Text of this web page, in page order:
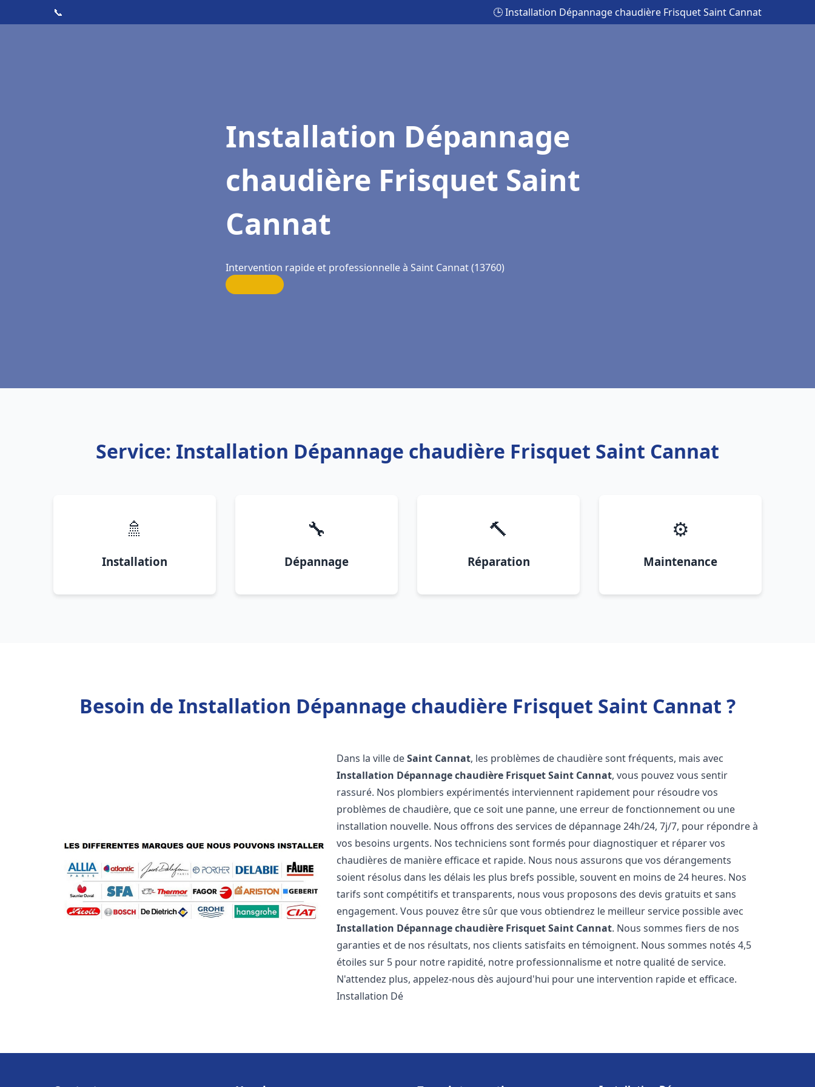
📞 🕒 Installation Dépannage chaudière Frisquet Saint Cannat
Installation Dépannage
chaudière Frisquet Saint
Cannat
Intervention rapide et professionnelle à Saint Cannat (13760)
Service: Installation Dépannage chaudière Frisquet Saint Cannat
🚿
Installation
🔧
Dépannage
🔨
Réparation
⚙️
Maintenance
Besoin de Installation Dépannage chaudière Frisquet Saint Cannat ?
Dans la ville deSaint Cannat, les problèmes de chaudière sont fréquents, mais avec
Installation Dépannage chaudière FrisquetSaint Cannat, vous pouvez vous sentir
rassuré. Nos plombiers expérimentés interviennent rapidement pour résoudre vos
problèmes de chaudière, que ce soit une panne, une erreur de fonctionnement ou une
installation nouvelle. Nous offrons des services de dépannage 24h/24, 7j/7, pour répondre à
vos besoins urgents. Nos techniciens sont formés pour diagnostiquer et réparer vos
chaudières de manière efficace et rapide. Nous nous assurons que vos dérangements
soient résolus dans les délais les plus brefs possible, souvent en moins de 24 heures. Nos
tarifs sont compétitifs et transparents, nous vous proposons des devis gratuits et sans
engagement. Vous pouvez être sûr que vous obtiendrez le meilleur service possible avec
Installation Dépannage chaudière FrisquetSaint Cannat. Nous sommes fiers de nos
garanties et de nos résultats, nos clients satisfaits en témoignent. Nous sommes notés 4,5
étoiles sur 5 pour notre rapidité, notre professionnalisme et notre qualité de service.
N'attendez plus, appelez-nous dès aujourd'hui pour une intervention rapide et efficace.
Installation Dé